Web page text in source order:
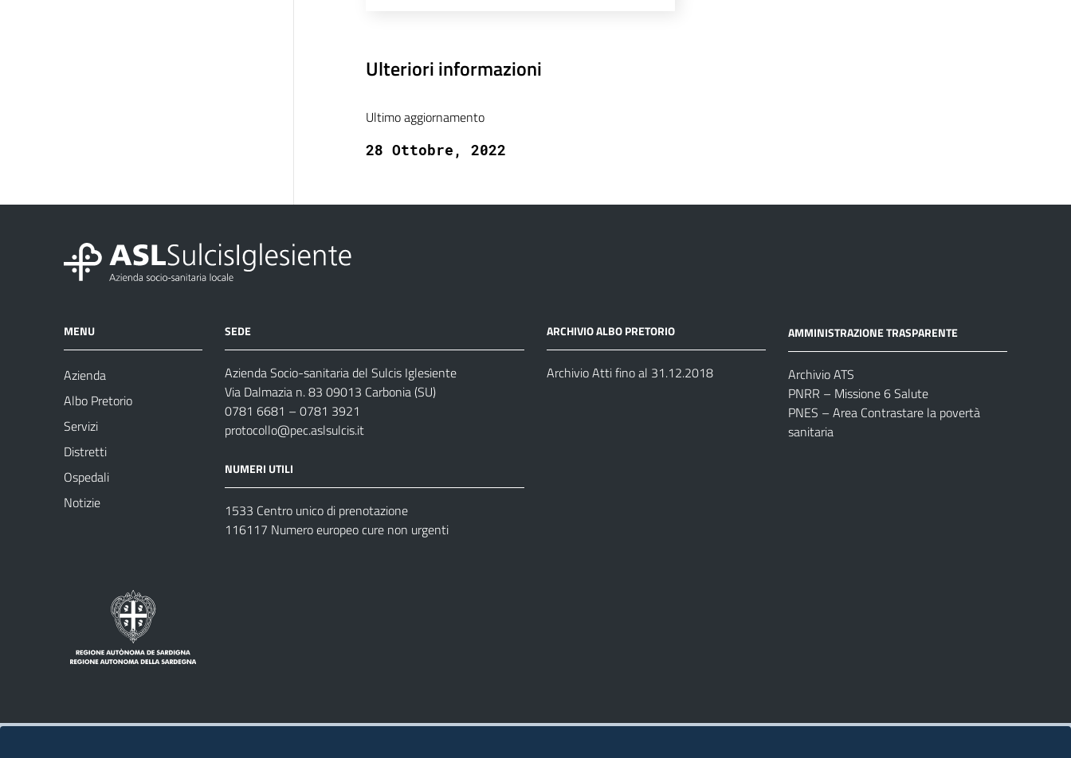
Ulteriori informazioni
Ultimo aggiornamento
28 Ottobre, 2022
MENU
Azienda
Albo Pretorio
Servizi
Distretti
Ospedali
Notizie
SEDE
Azienda Socio-sanitaria del Sulcis Iglesiente
Via Dalmazia n. 83 09013 Carbonia (SU)
0781 6681 – 0781 3921
protocollo@pec.aslsulcis.it
NUMERI UTILI
1533 Centro unico di prenotazione
116117 Numero europeo cure non urgenti
ARCHIVIO ALBO PRETORIO
Archivio Atti fino al 31.12.2018
AMMINISTRAZIONE TRASPARENTE
Archivio ATS
PNRR – Missione 6 Salute
PNES – Area Contrastare la povertà
sanitaria